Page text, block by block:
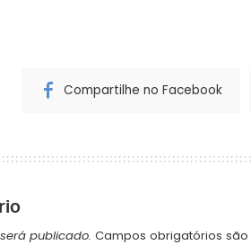
Compartilhe no Facebook
publicado. Campos obrigatórios